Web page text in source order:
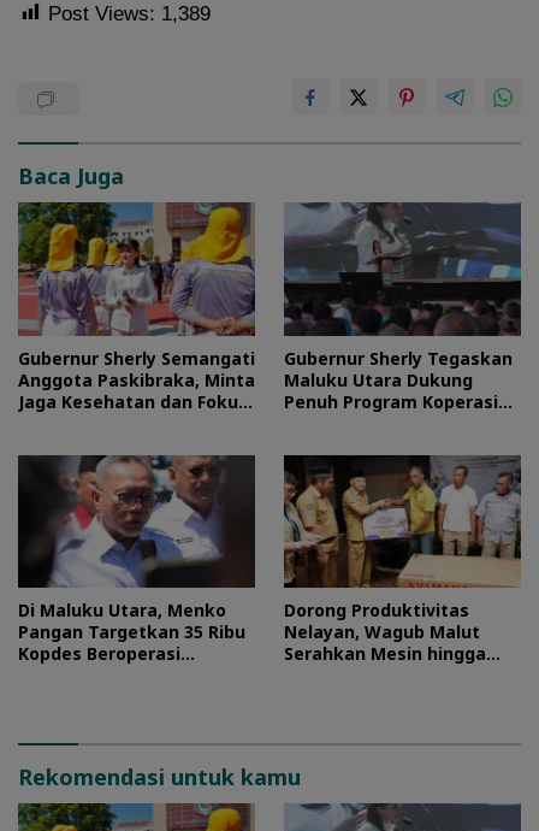
Post Views: 1,389
Baca Juga
Gubernur Sherly Semangati
Anggota Paskibraka, Minta
Jaga Kesehatan dan Fokus
Gubernur Sherly Tegaskan
Maluku Utara Dukung
Penuh Program Koperasi
Di Maluku Utara, Menko
Pangan Targetkan 35 Ribu
Kopdes Beroperasi
Dorong Produktivitas
Nelayan, Wagub Malut
Serahkan Mesin hingga
Rekomendasi untuk kamu